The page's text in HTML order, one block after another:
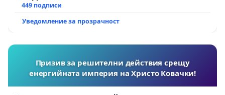
449 подписи
Уведомление за прозрачност
Призив за решителни действия срещу
енергийната империя на Христо Ковачки!